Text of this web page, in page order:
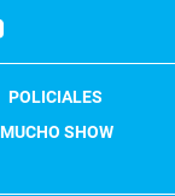
POLICIALES
MUCHO SHOW